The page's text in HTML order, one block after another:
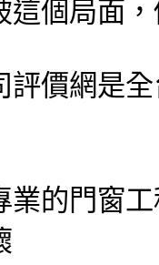
這個局面
評價網是
業的門窗